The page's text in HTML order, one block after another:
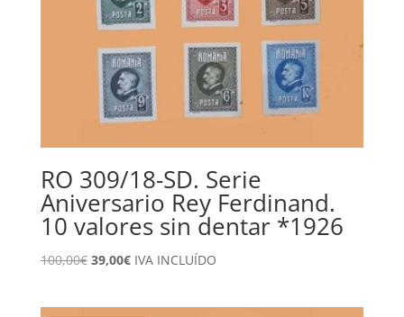
RO 309/18-SD. Serie
Aniversario Rey Ferdinand.
10 valores sin dentar *1926
100,00€ El
39,00€ElIVA INCLUÍDO